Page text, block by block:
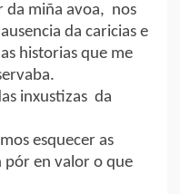
da miña avoa, nos
da caricias e
historias que me
inxustizas da
esquecer as
pór en valor o que